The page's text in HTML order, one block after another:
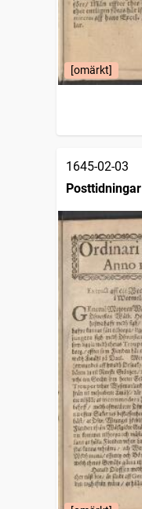
[omärkt]
1645-02-03
Posttidningar